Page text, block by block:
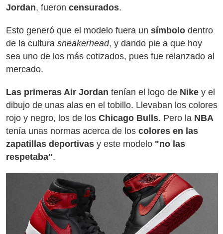
Jordan, fueron censurados.
Esto generó que el modelo fuera un símbolo dentro
de la cultura sneakerhead, y dando pie a que hoy
sea uno de los más cotizados, pues fue relanzado al
mercado.
Las primeras Air Jordan tenían el logo de Nike y el
dibujo de unas alas en el tobillo. Llevaban los colores
rojo y negro, los de los Chicago Bulls. Pero la NBA
tenía unas normas acerca de los colores en las
zapatillas deportivas y este modelo "no las
respetaba".